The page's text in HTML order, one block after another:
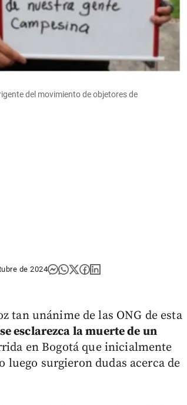
del movimiento de objetores de
de 2024
tan unánime de las ONG de esta
esclarezca la muerte de un
en Bogotá que inicialmente
surgieron dudas acerca de